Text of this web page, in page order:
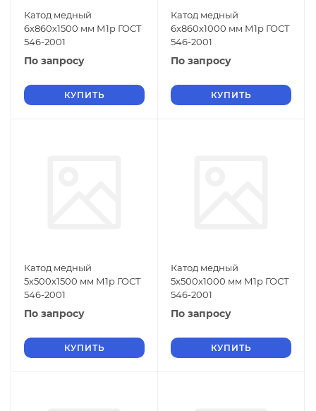
Катод медный
6х860х1500 мм М1р ГОСТ
546-2001
По запросу
КУПИТЬ
Катод медный
6х860х1000 мм М1р ГОСТ
546-2001
По запросу
КУПИТЬ
Катод медный
5х500х1500 мм М1р ГОСТ
546-2001
По запросу
КУПИТЬ
Катод медный
5х500х1000 мм М1р ГОСТ
546-2001
По запросу
КУПИТЬ